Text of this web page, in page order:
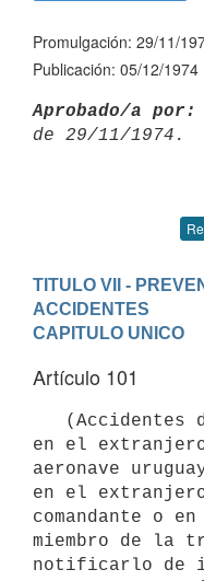
Promulgación: 29/11/
Publicación: 05/12/1974
Aprobado/a por:
TITULO VII -
ACCIDENTES
CAPITULO UNICO
Artículo 101
en el
aeronave
en el
comandante o
miembro de la
notificarlo de